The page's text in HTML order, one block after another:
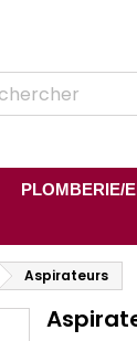
PLOMBERIE/
Aspirateurs